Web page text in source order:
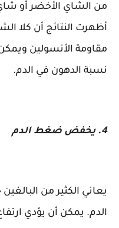
أظهرت النتائج أن كلا
مقاومة الأنسولين
نسبة الدهون في الدم.
4. يخفض ضغط الدم
يعاني الكثير من
الدم. يمكن أن يؤدي